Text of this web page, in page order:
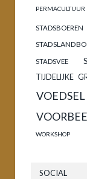
PERMACULTUUR
STADSBOEREN
STADSVEE
TIJDELIJKE
VOEDSEL
WORKSHOP
SOCIAL